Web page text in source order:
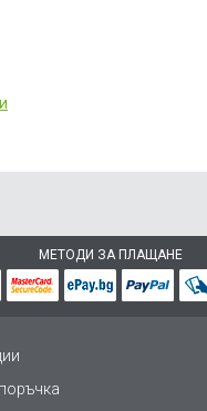
МЕТОДИ ЗА ПЛАЩАНЕ